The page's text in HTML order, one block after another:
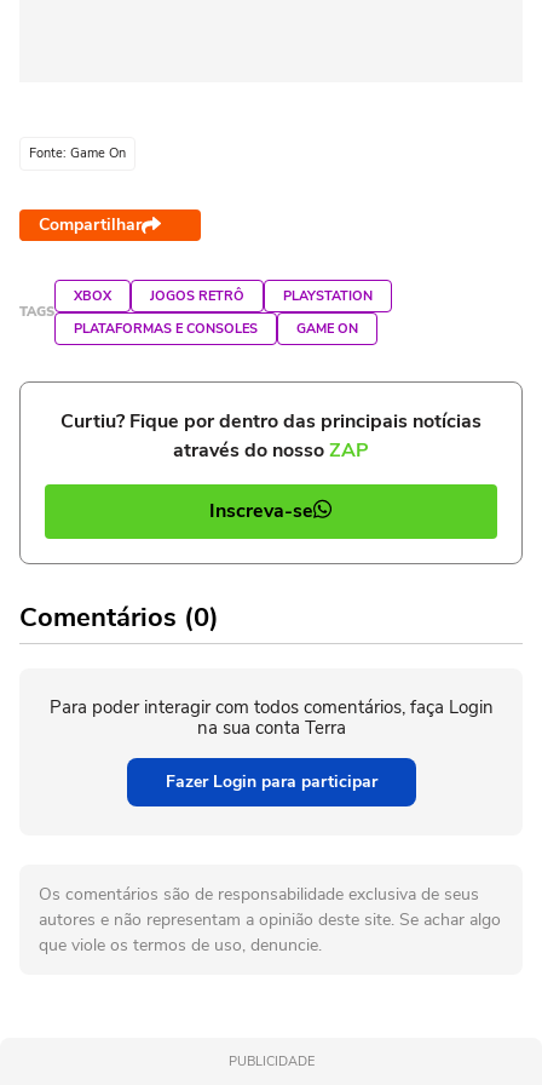
Fonte: Game On
Compartilhar
TAGS
XBOX JOGOS RETRÔ
PLAYSTATION
PLATAFORMAS E CONSOLES
GAME ON
Curtiu? Fique por dentro das principais notícias
através do nossoZAP
Inscreva-se
Comentários (0)
Para poder interagir com todos comentários, faça Login
na sua conta Terra
Fazer Login para participar
Os comentários são de responsabilidade exclusiva de seus
autores e não representam a opinião deste site. Se achar algo
que viole os termos de uso, denuncie.
PUBLICIDADE